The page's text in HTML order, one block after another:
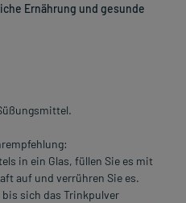
Ernährung und gesunde
in ein Glas, füllen Sie es mit
auf und verrühren Sie es.
bis sich das Trinkpulver